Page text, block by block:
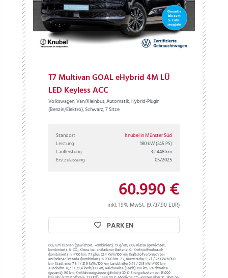
T7 Multivan GOAL eHybrid 4M LÜ
LED Keyless ACC
Volkswagen, Van/Kleinbus, Automatik, Hybrid-Plugin
(Benzin/Elektro), Schwarz, 7 Sitze
Standort
Knubel in Münster Süd
Leistung
180 kW(245 PS)
Laufleistung
32.448 km
Erstzulassung
05/2025
60.990 €
inkl. 19% MwSt. (9.737,90 EUR)
PARKEN
CO₂ Emissionen (gewichtet, kombiniert): 19 g/km;CO₂ Klasse (gewichtet,
kombiniert): B;CO₂ Klasse bei entladener Batterie: G;Kraftstoffverbrauch
(kombiniert) in l/100 km: 7,7 plus 22,4 kWh/100 km;Kraftstoffverbrauch bei
entladener Batterie (kombiniert) in l/100 km: 7,7;Kurzstrecke: 9,2 l / 22,1 kWh/100
km;Stadtrand: 7,5 l / 21,9 kWh/100 km;Landstraße: 6,7 l / 21,9 kWh/100 km;
Autobahn: 8,2 l / 29,4 kWh/100 km;Reichweite (Stadt): 100 km;Reichweite
(gesamt): 90 km;Kraftfahrzeugsteuer (jährlich): 30 €;Energiekosten bei 15.000